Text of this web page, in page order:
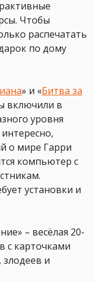
Чтобы
распечатать
по дому
» и «Битва за
включили в
уровня
о мире Гарри
компьютер с
установки и
– весёлая 20-
с карточками
и